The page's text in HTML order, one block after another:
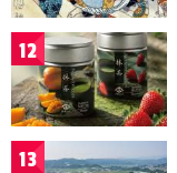
12
13